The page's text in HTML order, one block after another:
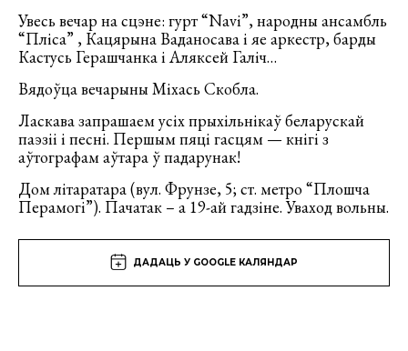
Увесь вечар на сцэне: гурт “Navi”, народны ансамбль
“Пліса” , Кацярына Ваданосава і яе аркестр, барды
Кастусь Герашчанка і Аляксей Галіч…
Вядоўца вечарыны Міхась Скобла.
Ласкава запрашаем усіх прыхільнікаў беларускай
паэзіі і песні. Першым пяці гасцям — кнігі з
аўтографам аўтара ў падарунак!
Дом літаратара (вул. Фрунзе, 5; ст. метро “Плошча
Перамогі”). Пачатак – а 19-ай гадзіне. Уваход вольны.
ДАДАЦЬ У GOOGLE КАЛЯНДАР